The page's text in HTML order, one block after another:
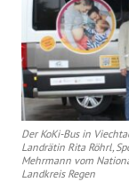
Der KoKi-Bus in
Landrätin Rita Röhrl,
Mehrmann vom
Landkreis Regen